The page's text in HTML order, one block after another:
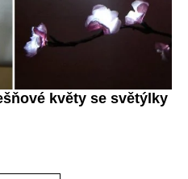
květy se světýlky